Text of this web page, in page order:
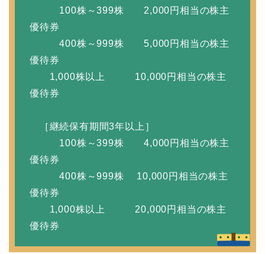
100株～399株 2,000円相当の株主
優待券
400株～999株 5,000円相当の株主
優待券
1,000株以上 10,000円相当の株主
優待券
［継続保有期間3年以上］
100株～399株 4,000円相当の株主
優待券
400株～999株 10,000円相当の株主
優待券
1,000株以上 20,000円相当の株主
優待券